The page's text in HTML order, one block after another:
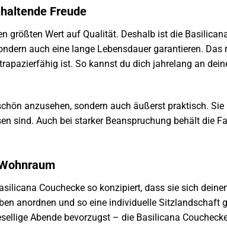
Freude
größten Wert auf Qualität. Deshalb ist die
auch eine lange Lebensdauer garantieren.
ist. So kannst du dich jahrelang an
anzusehen, sondern auch äußerst praktisch.
sind. Auch bei starker Beanspruchung behält die
Couchecke so konzipiert, dass sie sich
anordnen und so eine individuelle Sitzlandschaft
Abende bevorzugst – die Basilicana